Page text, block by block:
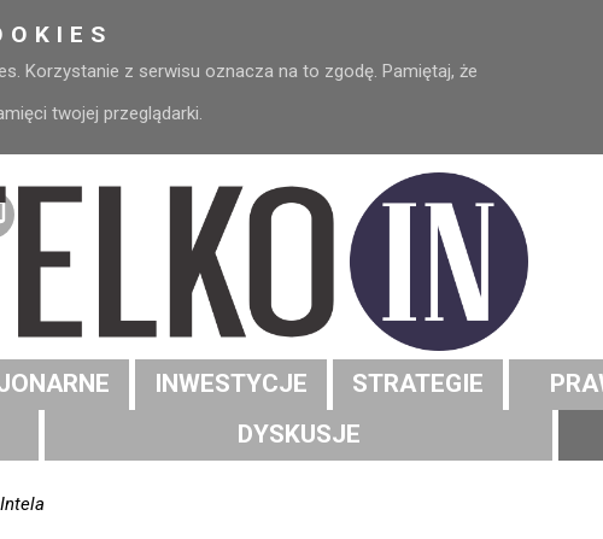
Korzystanie z serwisu oznacza na to zgodę. Pamiętaj, że
twojej przeglądarki.
INWESTYCJE STRATEGIE
DYSKUSJE